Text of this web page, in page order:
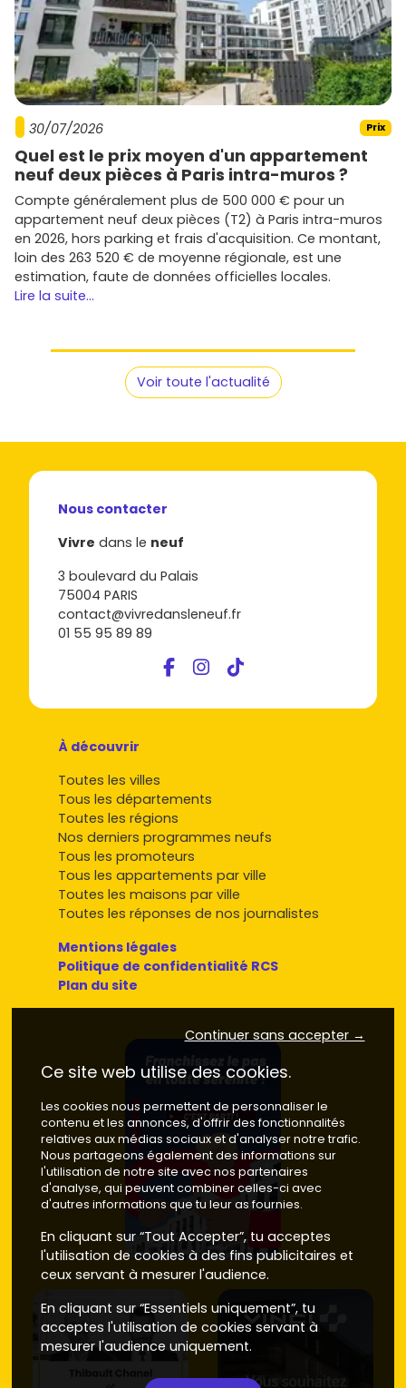
30/07/2026 Prix
Quel est le prix moyen d'un appartement
neuf deux pièces à Paris intra-muros ?
Compte généralement plus de 500 000 € pour un
appartement neuf deux pièces (T2) à Paris intra-muros
en 2026, hors parking et frais d'acquisition. Ce montant,
loin des 263 520 € de moyenne régionale, est une
estimation, faute de données officielles locales.
Lire la suite...
Voir toute l'actualité
Nous contacter
Vivre dans le neuf
3 boulevard du Palais
75004 PARIS
contact@vivredansleneuf.fr
01 55 95 89 89
À découvrir
Toutes les villes
Tous les départements
Toutes les régions
Nos derniers programmes neufs
Tous les promoteurs
Tous les appartements par ville
Toutes les maisons par ville
Toutes les réponses de nos journalistes
Mentions légales
Politique de confidentialité RCS
Plan du site
Continuer sans accepter →
Ce site web utilise des cookies.
Les cookies nous permettent de personnaliser le
contenu et les annonces, d'offrir des fonctionnalités
relatives aux médias sociaux et d'analyser notre trafic.
Nous partageons également des informations sur
l'utilisation de notre site avec nos partenaires
d'analyse, qui peuvent combiner celles-ci avec
d'autres informations que tu leur as fournies.
En cliquant sur “Tout Accepter”, tu acceptes
l'utilisation de cookies à des fins publicitaires et
ceux servant à mesurer l'audience.
En cliquant sur “Essentiels uniquement”, tu
acceptes l'utilisation de cookies servant à
mesurer l'audience uniquement.